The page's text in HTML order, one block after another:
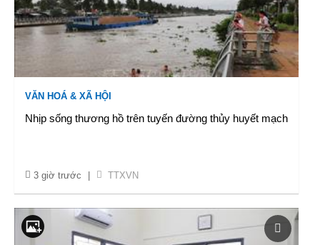
VĂN HOÁ & XÃ HỘI
Nhịp sống thương hồ trên tuyến đường thủy huyết mạch
3 giờ trước TTXVN